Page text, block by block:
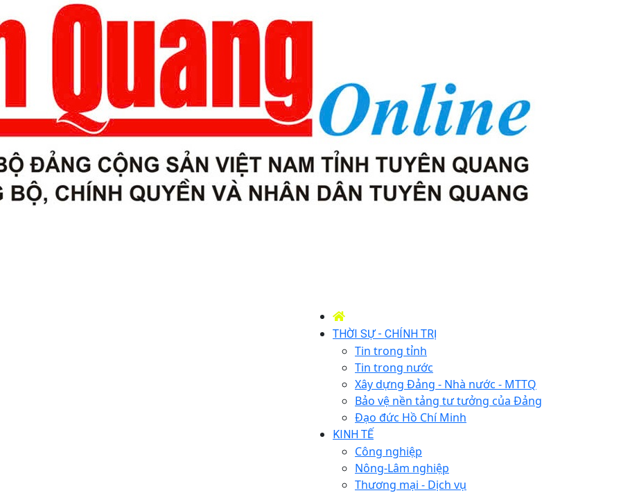
THỜI SỰ - CHÍNH TRỊ
Tin trong tỉnh
Tin trong nước
Xây dựng Đảng - Nhà nước - MTTQ
Bảo vệ nền tảng tư tưởng của Đảng
Đạo đức Hồ Chí Minh
KINH TẾ
Công nghiệp
Nông-Lâm nghiệp
Thương mại - Dịch vụ